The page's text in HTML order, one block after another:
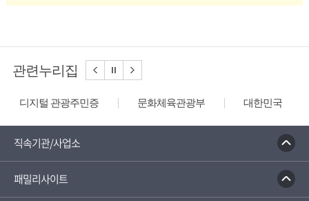
관련누리집
디지털 관광주민증 문화체육관광부 대한민국 구석
직속기관/사업소
패밀리사이트